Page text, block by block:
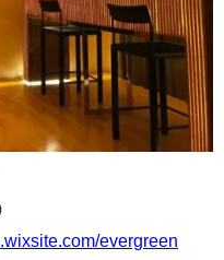
evergreen